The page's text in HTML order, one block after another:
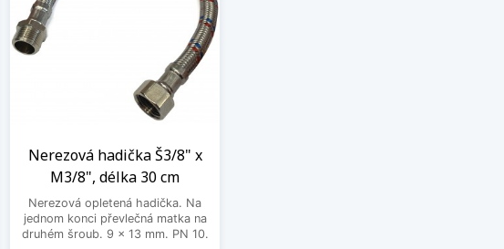
Nerezová hadička Š3/8" x
M3/8", délka 30 cm
Nerezová opletená hadička. Na
jednom konci převlečná matka na
druhém šroub. 9 x 13 mm. PN 10.